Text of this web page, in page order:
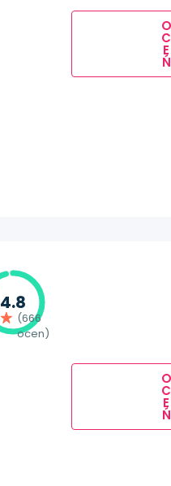
O
C
E
Ń
4.8
(666
ocen)
O
C
E
Ń